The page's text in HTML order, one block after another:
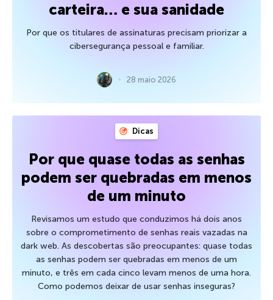
carteira… e sua sanidade
Por que os titulares de assinaturas precisam priorizar a
cibersegurança pessoal e familiar.
28 maio 2026
Dicas
Por que quase todas as senhas
podem ser quebradas em menos
de um minuto
Revisamos um estudo que conduzimos há dois anos
sobre o comprometimento de senhas reais vazadas na
dark web. As descobertas são preocupantes: quase todas
as senhas podem ser quebradas em menos de um
minuto, e três em cada cinco levam menos de uma hora.
Como podemos deixar de usar senhas inseguras?